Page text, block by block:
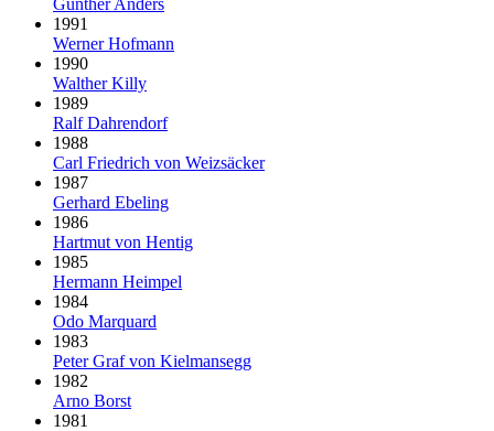
1991
Werner Hofmann
1990
Walther Killy
1989
Ralf Dahrendorf
1988
Carl Friedrich von Weizsäcker
1987
Gerhard Ebeling
1986
Hartmut von Hentig
1985
Hermann Heimpel
1984
Odo Marquard
1983
Peter Graf von Kielmansegg
1982
Arno Borst
1981